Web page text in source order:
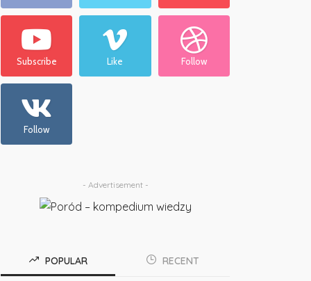
Subscribe Like Follow
Follow
- Advertisement -
POPULAR RECENT